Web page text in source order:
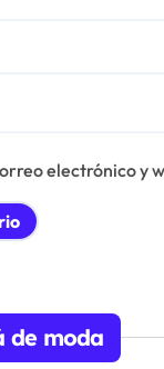
electrónico y
de moda